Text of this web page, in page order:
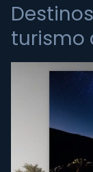
turismo